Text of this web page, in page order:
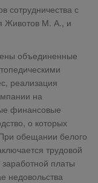
сотрудничества с
Животов М. А., и
объединенные
реализация
на
финансовые
о которых
обещании белого
трудовой
платы
недовольства